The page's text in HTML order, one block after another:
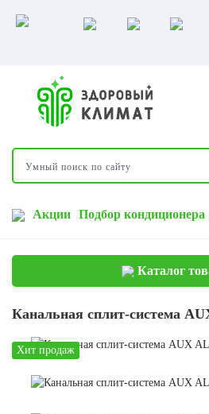
Акции Подбор кондиционера
Каталог
Канальная сплит-система
Хит продаж